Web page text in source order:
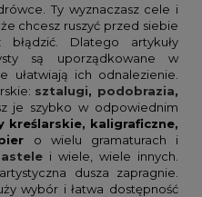
Ty wyznaczasz cele i
chcesz ruszyć przed siebie
Dlatego artykuły
są uporządkowane w
ułatwiają ich odnalezienie.
sztalugi, podobrazia,
je szybko w odpowiednim
kreślarskie, kaligraficzne,
o wielu gramaturach i
i wiele, wiele innych.
dusza zapragnie.
wybór i łatwa dostępność